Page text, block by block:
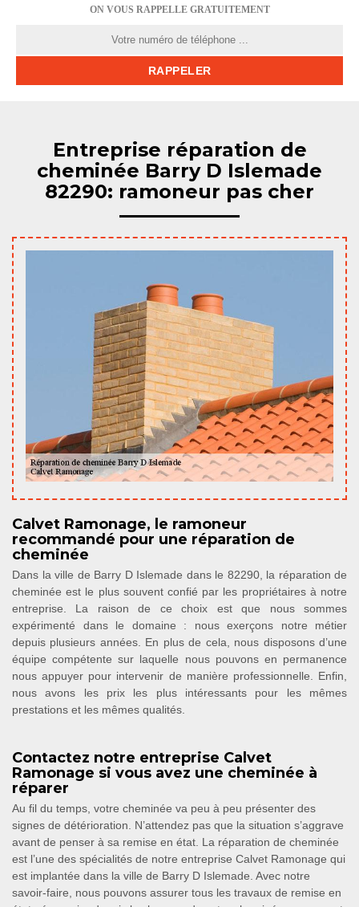
ON VOUS RAPPELLE GRATUITEMENT
Entreprise réparation de
cheminée Barry D Islemade
82290: ramoneur pas cher
Calvet Ramonage, le ramoneur
recommandé pour une réparation de
cheminée
Dans la ville de Barry D Islemade dans le 82290, la réparation de
cheminée est le plus souvent confié par les propriétaires à notre
entreprise. La raison de ce choix est que nous sommes
expérimenté dans le domaine : nous exerçons notre métier
depuis plusieurs années. En plus de cela, nous disposons d’une
équipe compétente sur laquelle nous pouvons en permanence
nous appuyer pour intervenir de manière professionnelle. Enfin,
nous avons les prix les plus intéressants pour les mêmes
prestations et les mêmes qualités.
Contactez notre entreprise Calvet
Ramonage si vous avez une cheminée à
réparer
Au fil du temps, votre cheminée va peu à peu présenter des
signes de détérioration. N’attendez pas que la situation s’aggrave
avant de penser à sa remise en état. La réparation de cheminée
est l’une des spécialités de notre entreprise Calvet Ramonage qui
est implantée dans la ville de Barry D Islemade. Avec notre
savoir-faire, nous pouvons assurer tous les travaux de remise en